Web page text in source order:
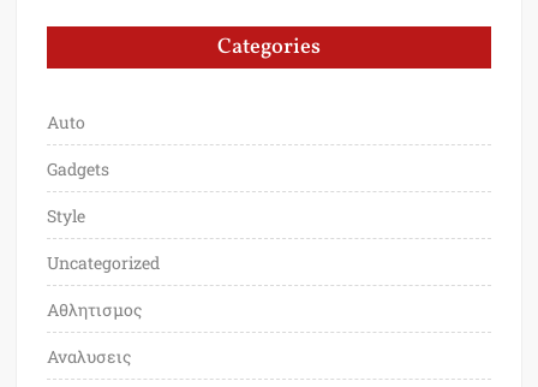
Categories
Auto
Gadgets
Style
Uncategorized
Αθλητισμος
Αναλυσεις